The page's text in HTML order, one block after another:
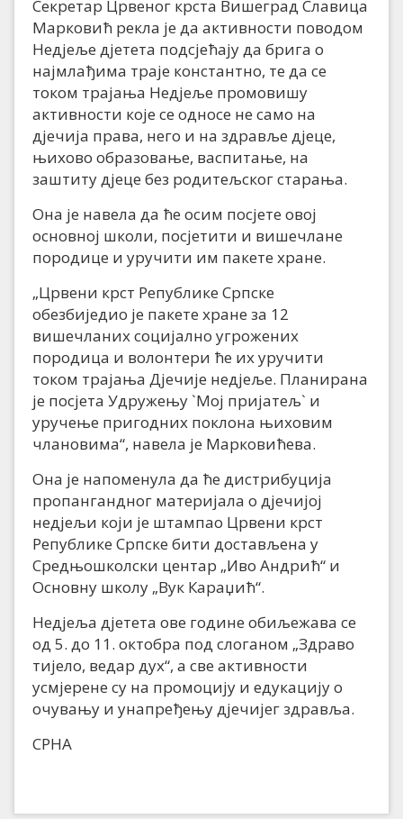
Секретар Црвеног крста Вишеград Славица
Марковић рекла је да активности поводом
Недјеље дјетета подсјећају да брига о
најмлађима траје константно, те да се
током трајања Недјеље промовишу
активности које се односе не само на
дјечија права, него и на здравље дјеце,
њихово образовање, васпитање, на
заштиту дјеце без родитељског старања.
Она је навела да ће осим посјете овој
основној школи, посјетити и вишечлане
породице и уручити им пакете хране.
„Црвени крст Републике Српске
обезбиједио је пакете хране за 12
вишечланих социјално угрожених
породица и волонтери ће их уручити
током трајања Дјечије недјеље. Планирана
је посјета Удружењу `Мој пријатељ` и
уручење пригодних поклона њиховим
члановима“, навела је Марковићева.
Она је напоменула да ће дистрибуција
пропангандног материјала о дјечијој
недјељи који је штампао Црвени крст
Републике Српске бити достављена у
Средњошколски центар „Иво Андрић“ и
Основну школу „Вук Караџић“.
Недјеља дјетета ове године обиљежава се
од 5. до 11. октобра под слоганом „Здраво
тијело, ведар дух“, а све активности
усмјерене су на промоцију и едукацију о
очувању и унапређењу дјечијег здравља.
СРНА